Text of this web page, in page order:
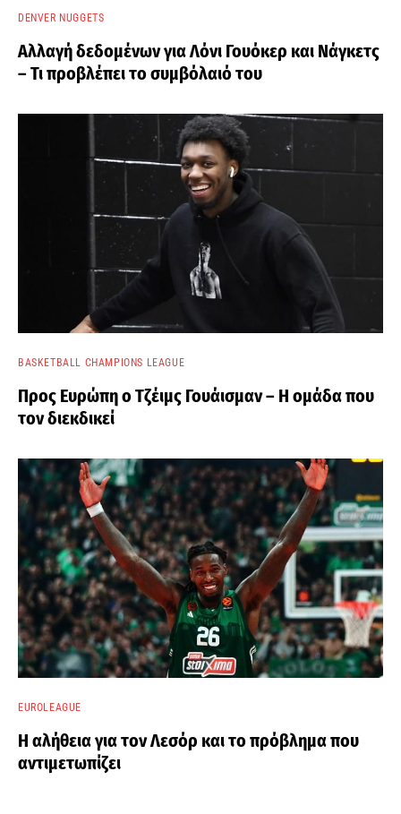
DENVER NUGGETS
Αλλαγή δεδομένων για Λόνι Γουόκερ και Νάγκετς
– Τι προβλέπει το συμβόλαιό του
BASKETBALL CHAMPIONS LEAGUE
Προς Ευρώπη ο Τζέιμς Γουάισμαν – Η ομάδα που
τον διεκδικεί
EUROLEAGUE
Η αλήθεια για τον Λεσόρ και το πρόβλημα που
αντιμετωπίζει